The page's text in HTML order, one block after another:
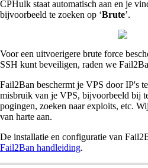
CPHulk staat automatisch aan en je
bijvoorbeeld te zoeken op ‘Brute’.
Voor een uitvoerigere brute force
SSH kunt beveiligen, raden we
Fail2Ban beschermt je VPS door IP's
misbruik van je VPS, bijvoorbeeld bij
pogingen, zoeken naar exploits, etc.
van harte aan.
De installatie en configuratie van
Fail2Ban handleiding.